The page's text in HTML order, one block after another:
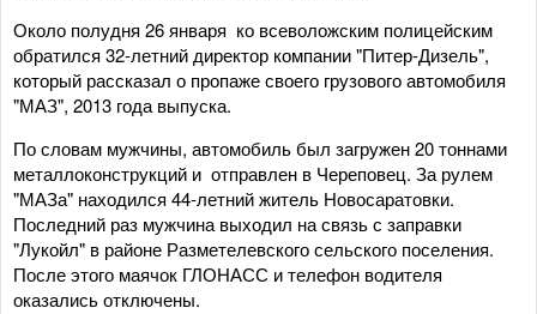
Около полудня 26 января ко всеволожским полицейским
обратился 32-летний директор компании "Питер-Дизель",
который рассказал о пропаже своего грузового автомобиля
"МАЗ", 2013 года выпуска.
По словам мужчины, автомобиль был загружен 20 тоннами
металлоконструкций и отправлен в Череповец. За рулем
"МАЗа" находился 44-летний житель Новосаратовки.
Последний раз мужчина выходил на связь с заправки
"Лукойл" в районе Разметелевского сельского поселения.
После этого маячок ГЛОНАСС и телефон водителя
оказались отключены.